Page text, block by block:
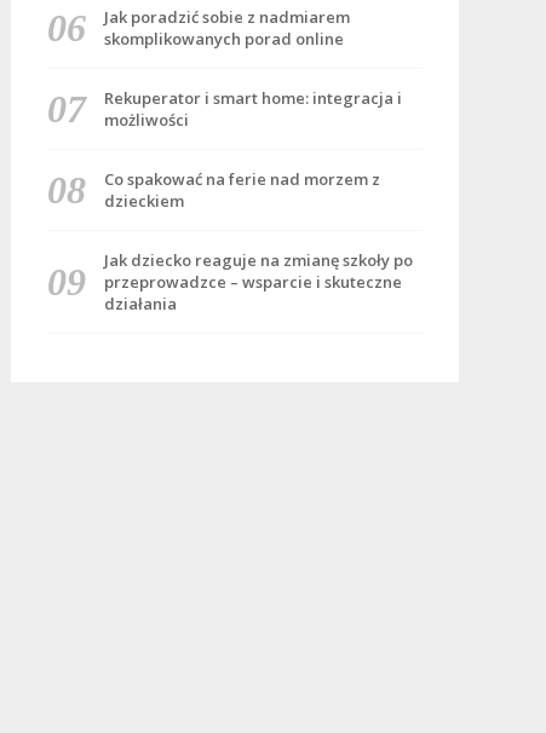
Jak poradzić sobie z nadmiarem
skomplikowanych porad online
Rekuperator i smart home: integracja i
możliwości
Co spakować na ferie nad morzem z
dzieckiem
Jak dziecko reaguje na zmianę szkoły po
przeprowadzce – wsparcie i skuteczne
działania